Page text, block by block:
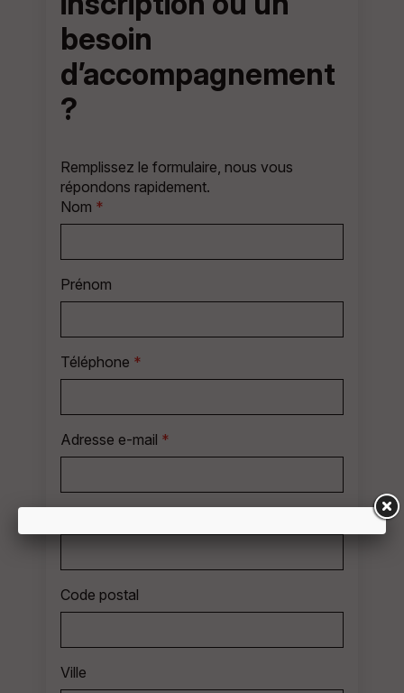
besoin
d’accompagnement
?
Remplissez le formulaire, nous vous
répondons rapidement.
Nom *
Prénom
Téléphone *
Adresse e-mail *
Code postal
Ville